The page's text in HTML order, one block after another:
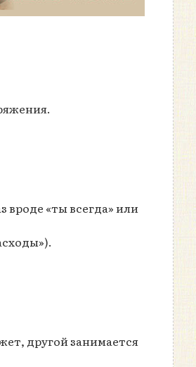
вроде «ты всегда» или
другой занимается